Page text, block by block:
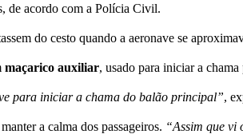
de acordo com a Polícia Civil.
do cesto quando a aeronave se
maçarico auxiliar, usado para iniciar a
para iniciar a chama do balão principal”,
a calma dos passageiros. “Assim que vi